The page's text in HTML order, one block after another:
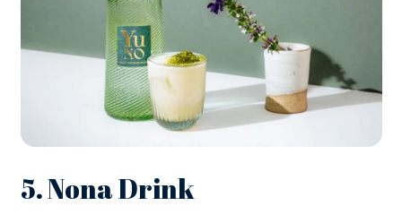
5. Nona Drink